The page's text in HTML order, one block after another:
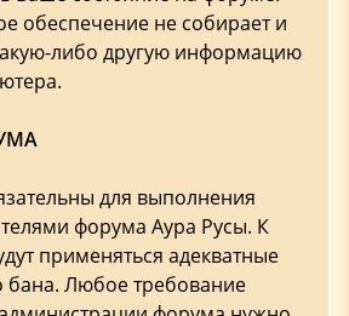
обеспечение не собирает и
либо другую информацию
для выполнения
форума Аура Русы. К
применяться адекватные
бана. Любое требование